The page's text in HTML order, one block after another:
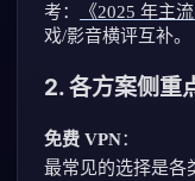
考：
《2025 年主
戏/影音横评互补。
2. 各方案侧重
免费 VPN：
最常见的选择是